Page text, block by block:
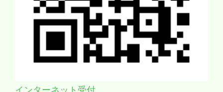
インターネット受付